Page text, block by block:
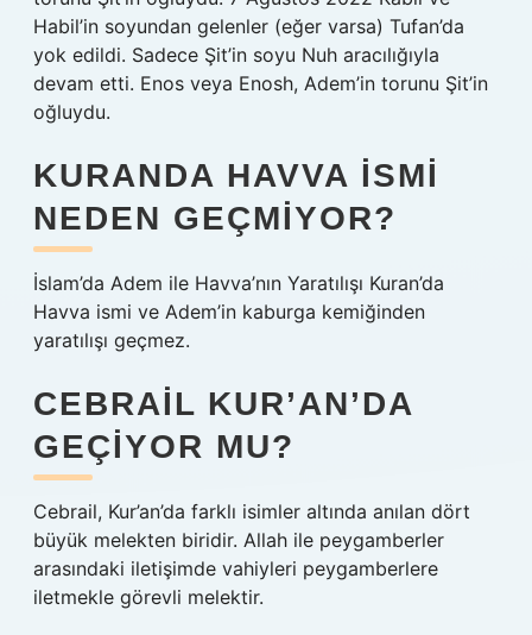
Habil’in soyundan gelenler (eğer varsa) Tufan’da
yok edildi. Sadece Şit’in soyu Nuh aracılığıyla
devam etti. Enos veya Enosh, Adem’in torunu Şit’in
oğluydu.
KURANDA HAVVA ISMI
NEDEN GEÇMIYOR?
İslam’da Adem ile Havva’nın Yaratılışı Kuran’da
Havva ismi ve Adem’in kaburga kemiğinden
yaratılışı geçmez.
CEBRAIL KUR’AN’DA
GEÇIYOR MU?
Cebrail, Kur’an’da farklı isimler altında anılan dört
büyük melekten biridir. Allah ile peygamberler
arasındaki iletişimde vahiyleri peygamberlere
iletmekle görevli melektir.